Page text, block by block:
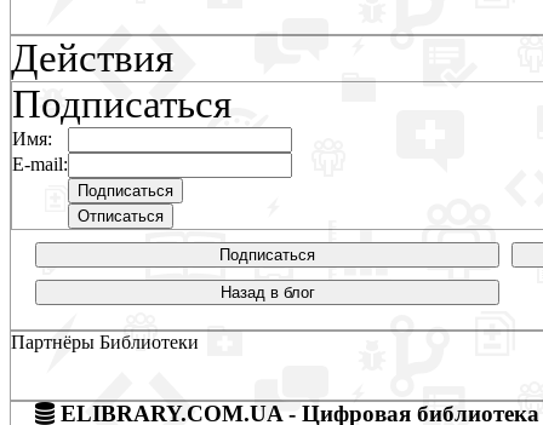
Действия
Подписаться
Имя:
E-mail:
Подписаться
Назад в блог
Партнёры Библиотеки
ELIBRARY.COM.UA - Цифровая библиотека